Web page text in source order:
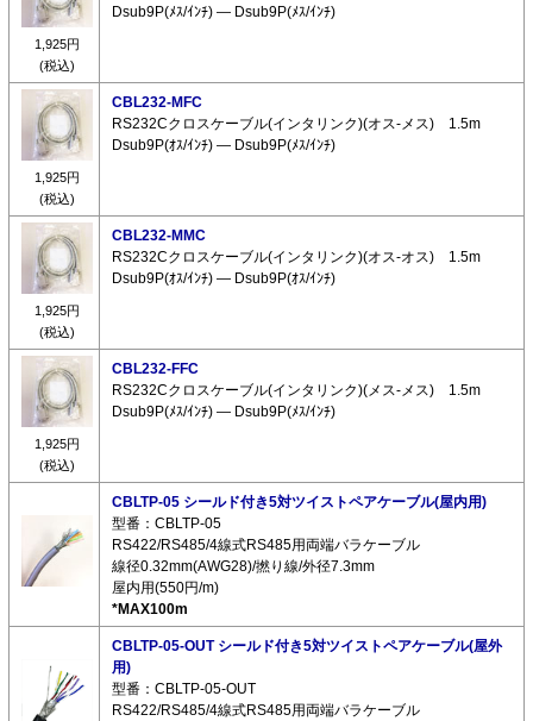
1,925円
(税込)
Dsub9P(ﾒｽ/ｲﾝﾁ) ― Dsub9P(ﾒｽ/ｲﾝﾁ)
1,925円
(税込)
CBL232-MFC
RS232Cクロスケーブル(インタリンク)(オス-メス) 1.5m
Dsub9P(ｵｽ/ｲﾝﾁ) ― Dsub9P(ﾒｽ/ｲﾝﾁ)
1,925円
(税込)
CBL232-MMC
RS232Cクロスケーブル(インタリンク)(オス-オス) 1.5m
Dsub9P(ｵｽ/ｲﾝﾁ) ― Dsub9P(ｵｽ/ｲﾝﾁ)
1,925円
(税込)
CBL232-FFC
RS232Cクロスケーブル(インタリンク)(メス-メス) 1.5m
Dsub9P(ﾒｽ/ｲﾝﾁ) ― Dsub9P(ﾒｽ/ｲﾝﾁ)
CBLTP-05 シールド付き5対ツイストペアケーブル(屋内用)
型番：CBLTP-05
RS422/RS485/4線式RS485用両端バラケーブル
線径0.32mm(AWG28)/撚り線/外径7.3mm
屋内用(550円/m)
*MAX100m
CBLTP-05-OUT シールド付き5対ツイストペアケーブル(屋外
用)
型番：CBLTP-05-OUT
RS422/RS485/4線式RS485用両端バラケーブル